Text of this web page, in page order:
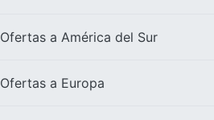
Ofertas a América del Sur
Ofertas a Europa